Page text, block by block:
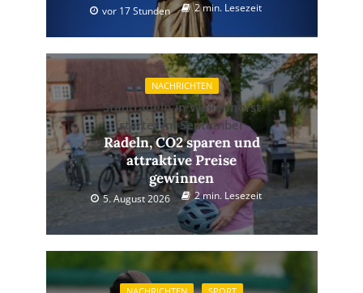
vor 17 Stunden 2 min. Lesezeit
NACHRICHTEN
Stadtradeln in Wallenhorst
startet im September
Radeln, CO2 sparen und
attraktive Preise
gewinnen
5. August 2026 2 min. Lesezeit